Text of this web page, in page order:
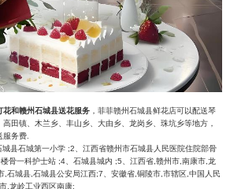
花和赣州石城县送花服务 ，菲菲赣州石城县鲜花店可以配送琴
田镇、木兰乡、丰山乡、大由乡、龙岗乡、珠坑乡等地方，
务费.
城县石城第一小学 ;2、江西省赣州市石城县人民医院住院部骨
骨一科护士站 ;4、石城县城内 ;5、江西省,赣州市,南康市,龙
,石城县,石城县公安局江西;7、安徽省,铜陵市,市辖区,中国人民
,龙岭工业西区南康;